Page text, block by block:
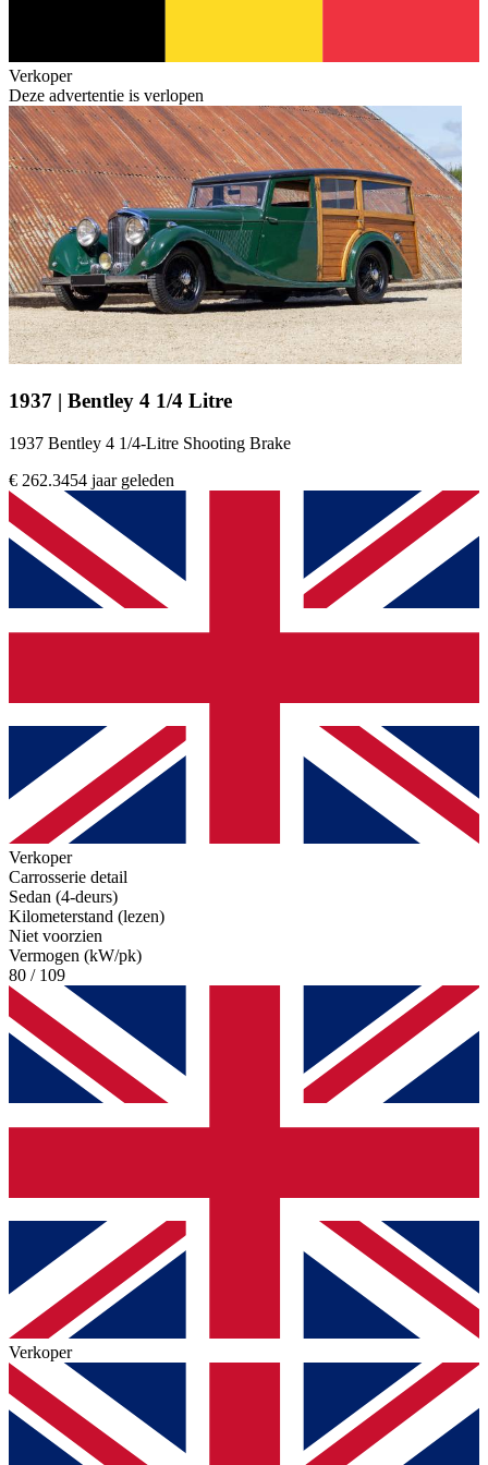
Verkoper
Deze advertentie is verlopen
1937 | Bentley 4 1/4 Litre
1937 Bentley 4 1/4-Litre Shooting Brake
€ 262.3454 jaar geleden
Verkoper
Carrosserie detail
Sedan (4-deurs)
Kilometerstand (lezen)
Niet voorzien
Vermogen (kW/pk)
80 / 109
Verkoper